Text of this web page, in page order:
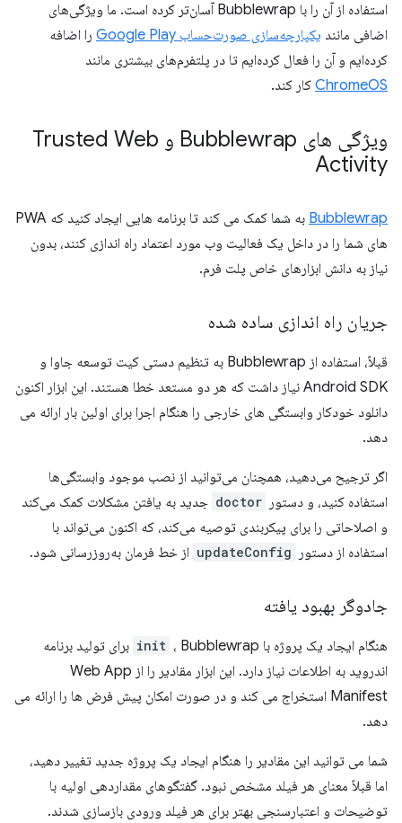
استفاده از آن را با Bubblewrap آسان‌تر کرده است. ما ویژگی‌های
اضافی مانند یکپارچه‌سازی صورت‌حساب Google Play
را اضافه
کرده‌ایم و آن را فعال کرده‌ایم تا در پلتفرم‌های بیشتری مانند
ChromeOS کار کند.
ویژگی های Bubblewrap و Trusted Web
Activity
Bubblewrap
به شما کمک می کند تا برنامه هایی ایجاد کنید که PWA
های شما را در داخل یک فعالیت وب مورد اعتماد راه اندازی کنند، بدون
نیاز به دانش ابزارهای خاص پلت فرم.
جریان راه اندازی ساده شده
قبلاً، استفاده از Bubblewrap به تنظیم دستی کیت توسعه جاوا و
Android SDK نیاز داشت که هر دو مستعد خطا هستند. این ابزار اکنون
دانلود خودکار وابستگی های خارجی را هنگام اجرا برای اولین بار ارائه می
دهد.
اگر ترجیح می‌دهید، همچنان می‌توانید از نصب موجود وابستگی‌ها
استفاده کنید، و دستور doctor جدید به یافتن مشکلات کمک می‌کند
و اصلاحاتی را برای پیکربندی توصیه می‌کند، که اکنون می‌تواند با
استفاده از دستور
updateConfig از خط فرمان به‌روزرسانی شود.
جادوگر بهبود یافته
هنگام ایجاد یک پروژه با init ، Bubblewrap برای تولید برنامه
اندروید به اطلاعات نیاز دارد. این ابزار مقادیر را از Web App
Manifest استخراج می کند و در صورت امکان پیش فرض ها را ارائه می
دهد.
شما می توانید این مقادیر را هنگام ایجاد یک پروژه جدید تغییر دهید،
اما قبلاً معنای هر فیلد مشخص نبود. گفتگوهای مقداردهی اولیه با
توضیحات و اعتبارسنجی بهتر برای هر فیلد ورودی بازسازی شدند.